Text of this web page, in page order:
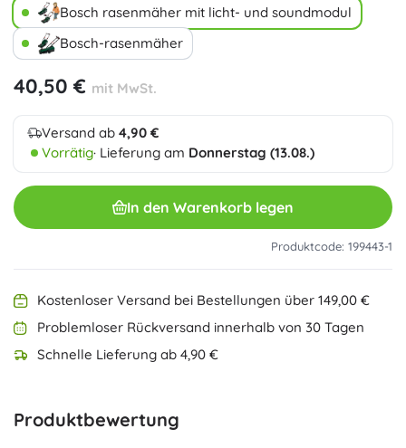
Bosch rasenmäher mit licht- und soundmodul
Bosch-rasenmäher
40,50 € mit MwSt.
Versand ab 4,90 €
Vorrätig· Lieferung am Donnerstag (13.08.)
In den Warenkorb legen
Produktcode: 199443-1
Kostenloser Versand bei Bestellungen über 149,00 €
Problemloser Rückversand innerhalb von 30 Tagen
Schnelle Lieferung ab 4,90 €
Produktbewertung